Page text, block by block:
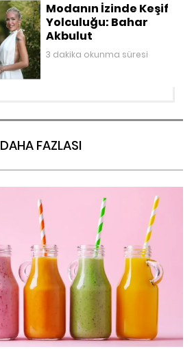
Modanın İzinde Keşif
Yolculuğu: Bahar
Akbulut
3 dakika okunma süresi
DAHA FAZLASI